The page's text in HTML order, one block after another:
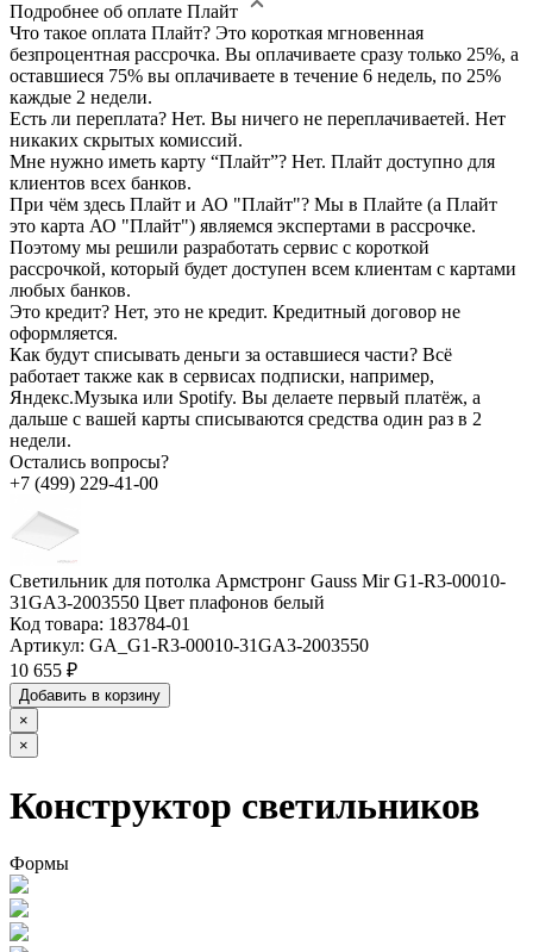
Подробнее об оплате Плайт
Что такое оплата Плайт? Это короткая мгновенная
безпроцентная рассрочка. Вы оплачиваете сразу только 25%, а
оставшиеся 75% вы оплачиваете в течение 6 недель, по 25%
каждые 2 недели.
Есть ли переплата? Нет. Вы ничего не переплачиваетей. Нет
никаких скрытых комиссий.
Мне нужно иметь карту “Плайт”? Нет. Плайт доступно для
клиентов всех банков.
При чём здесь Плайт и АО "Плайт"? Мы в Плайте (а Плайт
это карта АО "Плайт") являемся экспертами в рассрочке.
Поэтому мы решили разработать сервис с короткой
рассрочкой, который будет доступен всем клиентам с картами
любых банков.
Это кредит? Нет, это не кредит. Кредитный договор не
оформляется.
Как будут списывать деньги за оставшиеся части? Всё
работает также как в сервисах подписки, например,
Яндекс.Музыка или Spotify. Вы делаете первый платёж, а
дальше с вашей карты списываются средства один раз в 2
недели.
Остались вопросы?
+7 (499) 229-41-00
Светильник для потолка Армстронг Gauss Mir G1-R3-00010-
31GA3-2003550 Цвет плафонов белый
Код товара: 183784-01
Артикул: GA_G1-R3-00010-31GA3-2003550
10 655 ₽
Добавить в корзину
×
×
Конструктор светильников
Формы